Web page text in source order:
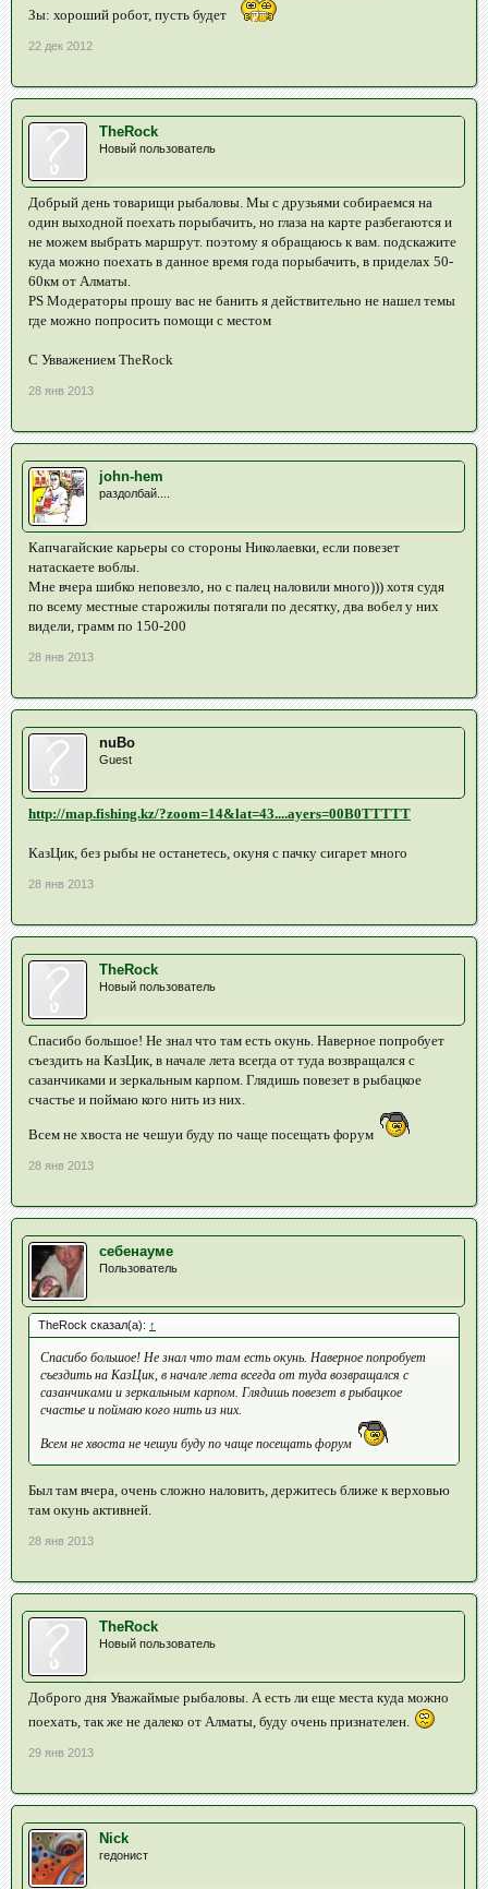
Зы: хороший робот, пусть будет
22 дек 2012
TheRock
Новый пользователь
Добрый день товарищи рыбаловы. Мы с друзьями собираемся на
один выходной поехать порыбачить, но глаза на карте разбегаются и
не можем выбрать маршрут. поэтому я обращаюсь к вам. подскажите
куда можно поехать в данное время года порыбачить, в приделах 50-
60км от Алматы.
PS Модераторы прошу вас не банить я действительно не нашел темы
где можно попросить помощи с местом
С Увважением TheRock
28 янв 2013
john-hem
раздолбай....
Капчагайские карьеры со стороны Николаевки, если повезет
натаскаете воблы.
Мне вчера шибко неповезло, но с палец наловили много))) хотя судя
по всему местные старожилы потягали по десятку, два вобел у них
видели, грамм по 150-200
28 янв 2013
nuBo
Guest
http://map.fishing.kz/?zoom=14&lat=43....ayers=00B0TTTTT
КазЦик, без рыбы не останетесь, окуня с пачку сигарет много
28 янв 2013
TheRock
Новый пользователь
Спасибо большое! Не знал что там есть окунь. Наверное попробует
съездить на КазЦик, в начале лета всегда от туда возвращался с
сазанчиками и зеркальным карпом. Глядишь повезет в рыбацкое
счастье и поймаю кого нить из них.
Всем не хвоста не чешуи буду по чаще посещать форум
28 янв 2013
себенауме
Пользователь
TheRock сказал(а): ↑
Спасибо большое! Не знал что там есть окунь. Наверное попробует
съездить на КазЦик, в начале лета всегда от туда возвращался с
сазанчиками и зеркальным карпом. Глядишь повезет в рыбацкое
счастье и поймаю кого нить из них.
Всем не хвоста не чешуи буду по чаще посещать форум
Был там вчера, очень сложно наловить, держитесь ближе к верховью
там окунь активней.
28 янв 2013
TheRock
Новый пользователь
Доброго дня Уважаймые рыбаловы. А есть ли еще места куда можно
поехать, так же не далеко от Алматы, буду очень признателен.
29 янв 2013
Nick
гедонист